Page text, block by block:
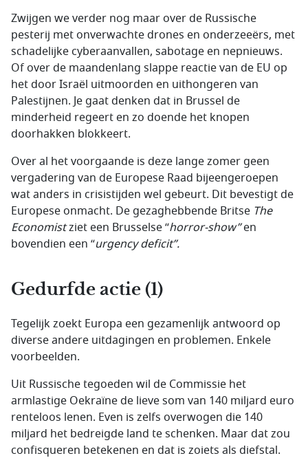
Zwijgen we verder nog maar over de Russische
pesterij met onverwachte drones en onderzeeërs, met
schadelijke cyberaanvallen, sabotage en nepnieuws.
Of over de maandenlang slappe reactie van de EU op
het door Israël uitmoorden en uithongeren van
Palestijnen. Je gaat denken dat in Brussel de
minderheid regeert en zo doende het knopen
doorhakken blokkeert.
Over al het voorgaande is deze lange zomer geen
vergadering van de Europese Raad bijeengeroepen
wat anders in crisistijden wel gebeurt. Dit bevestigt de
Europese onmacht. De gezaghebbende Britse The
Economistziet een Brusselse “horror-show”en
bovendien een “urgency deficit”.
Gedurfde actie (1)
Tegelijk zoekt Europa een gezamenlijk antwoord op
diverse andere uitdagingen en problemen. Enkele
voorbeelden.
Uit Russische tegoeden wil de Commissie het
armlastige Oekraïne de lieve som van 140 miljard euro
renteloos lenen. Even is zelfs overwogen die 140
miljard het bedreigde land te schenken. Maar dat zou
confisqueren betekenen en dat is zoiets als diefstal.